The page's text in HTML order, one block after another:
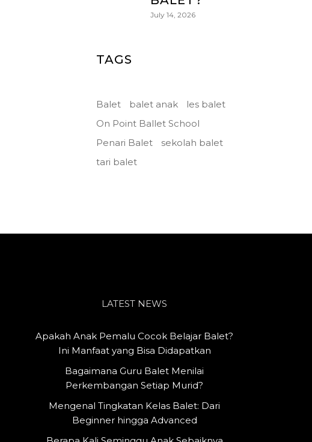
July 14, 2026
TAGS
Balet balet anak
les balet
On Point Ballet School
Penari Balet
sekolah balet
tari balet
LATEST NEWS
Apakah Anak Pemalu Cocok Belajar Balet?
Ini Manfaat yang Bisa Didapatkan
Bagaimana Guru Balet Menilai
Perkembangan Setiap Murid?
Mengenal Tingkatan Kelas Balet: Dari
Beginner hingga Advanced